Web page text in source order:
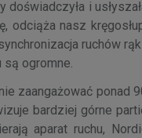
i
odciąża nasz
ruchów
są ogromne.
zaangażować ponad
bardziej górne
aparat ruchu,